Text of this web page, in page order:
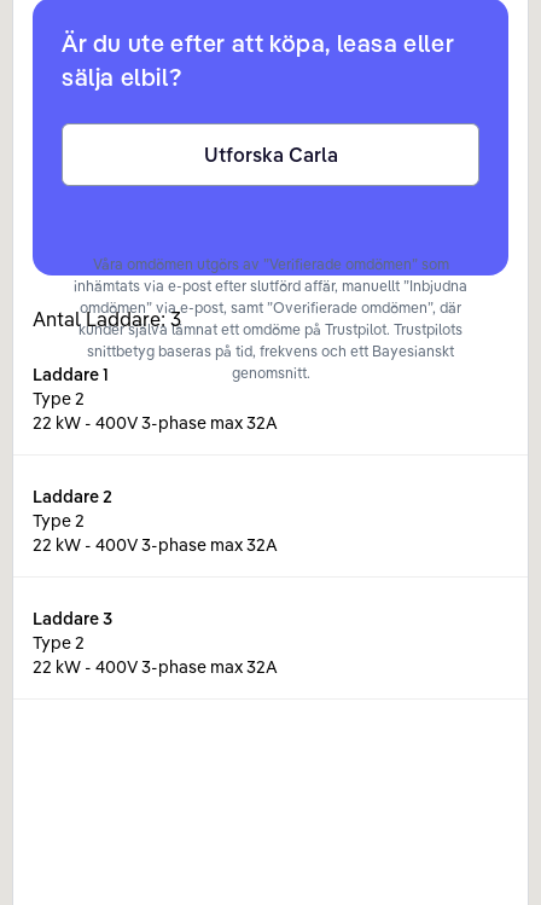
Är du ute efter att köpa, leasa eller
sälja elbil?
Utforska Carla
Våra omdömen utgörs av ”Verifierade omdömen” som
inhämtats via e-post efter slutförd affär, manuellt ”Inbjudna
omdömen” via e-post, samt ”Overifierade omdömen”, där
kunder själva lämnat ett omdöme på Trustpilot. Trustpilots
snittbetyg baseras på tid, frekvens och ett Bayesianskt
genomsnitt.
Antal Laddare:3
Laddare1
Type 2
22 kW - 400V 3-phase max 32A
Laddare2
Type 2
22 kW - 400V 3-phase max 32A
Laddare3
Type 2
22 kW - 400V 3-phase max 32A